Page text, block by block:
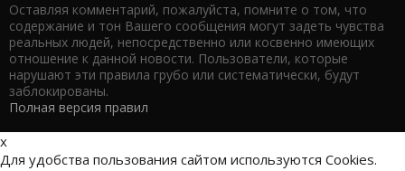
Оставляя комментарий, пожалуйста, помните о том, что
содержание и тон Вашего сообщения могут задеть чувства
реальных людей, непосредственно или косвенно имеющих
отношение к данной новости. Пользователи, которые
нарушают эти правила грубо или систематически, будут
заблокированы.
Полная версия правил
x
Для удобства пользования сайтом используются Cookies.